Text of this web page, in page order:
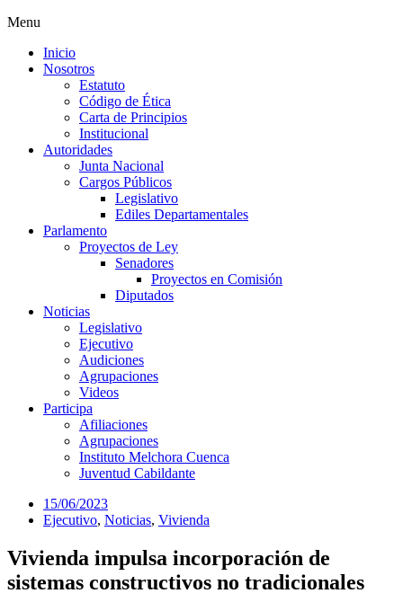
Menu
Inicio
Nosotros
Estatuto
Código de Ética
Carta de Principios
Institucional
Autoridades
Junta Nacional
Cargos Públicos
Legislativo
Ediles Departamentales
Parlamento
Proyectos de Ley
Senadores
Proyectos en Comisión
Diputados
Noticias
Legislativo
Ejecutivo
Audiciones
Agrupaciones
Videos
Participa
Afiliaciones
Agrupaciones
Instituto Melchora Cuenca
Juventud Cabildante
15/06/2023
Ejecutivo, Noticias, Vivienda
Vivienda impulsa incorporación de
sistemas constructivos no tradicionales